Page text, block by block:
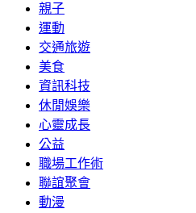
親子
運動
交通旅遊
美食
資訊科技
休閒娛樂
心靈成長
公益
職場工作術
聯誼聚會
動漫